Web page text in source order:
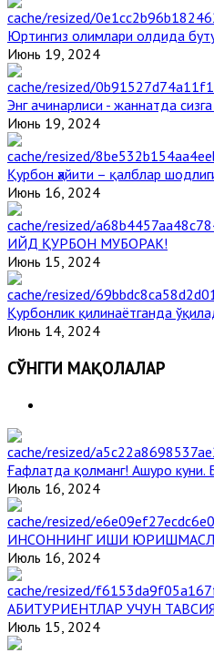
Юртингиз олимлари олдида
Июнь 19, 2024
Энг ачинарлиси - жаннатда
Июнь 19, 2024
Қурбон ҳайити – қалблар
Июнь 16, 2024
ИЙД ҚУРБОН МУБОРАК!
Июнь 15, 2024
Қурбонлик қилинаётганда
Июнь 14, 2024
СЎНГГИ МАҚОЛАЛАР
Ғафлатда қолманг! Ашуро куни.
Июль 16, 2024
ИНСОННИНГ ИШИ
Июль 16, 2024
АБИТУРИЕНТЛАР УЧУН
Июль 15, 2024